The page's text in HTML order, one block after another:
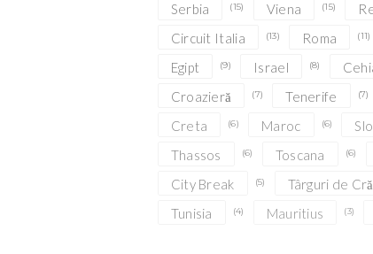
Serbia (15) Viena (15)
Circuit Italia (13) Roma (11)
Egipt (9) Israel (8)
Croazieră (7) Tenerife (7)
Creta (6) Maroc (6)
Thassos (6) Toscana (6)
City Break (5) Târguri de
Tunisia (4) Mauritius (3)